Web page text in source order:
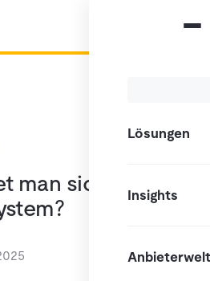
Lösungen
Insights
Anbieterwelt
man sich für das